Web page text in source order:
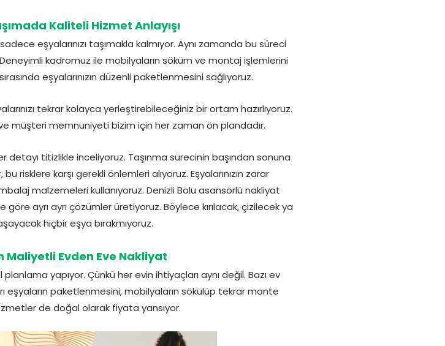
Kaliteli Hizmet Anlayışı
eşyalarınızı taşımakla kalmıyor. Aynı zamanda bu süreci
kadromuz ile mobilyaların söküm ve montaj işlemlerini
eşyalarınızın düzenli paketlenmesini sağlıyoruz.
tekrar kolayca yerleştirebileceğiniz bir ortam hazırlıyoruz.
müşteri memnuniyeti bizim için her zaman ön plandadır.
detayı titizlikle inceliyoruz. Taşınma sürecinin başından sonuna
risklere karşı gerekli önlemleri alıyoruz. Eşyalarınızın zarar
malzemeleri kullanıyoruz. Denizli Bolu asansörlü nakliyat
ayrı ayrı çözümler üretiyoruz. Böylece kırılacak, çizilecek ya
hiçbir eşya bırakmıyoruz.
Maliyetli Evden Eve Nakliyat
yapıyor. Çünkü her evin ihtiyaçları aynı değil. Bazı ev
eşyaların paketlenmesini, mobilyaların sökülüp tekrar monte
de doğal olarak fiyata yansıyor.